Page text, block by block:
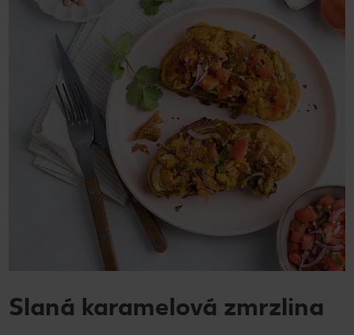
Slaná karamelová zmrzlina